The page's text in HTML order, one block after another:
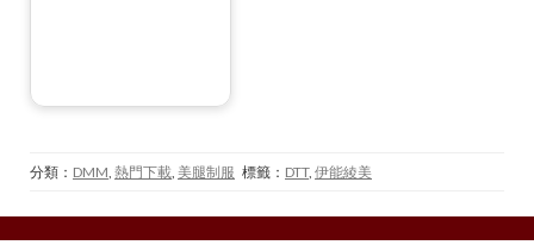
分類： DMM 熱門下載 美腿制服 標籤： DTT, 伊能綾美